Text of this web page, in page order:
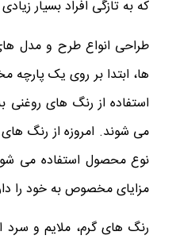
که به تازگی افراد بسیار
طراحی انواع طرح و مدل
ها، ابتدا بر روی یک
استفاده از رنگ های
می شوند. امروزه از رنگ
نوع محصول استفاده می
مزایای مخصوص به خود را
رنگ های گرم، ملایم و